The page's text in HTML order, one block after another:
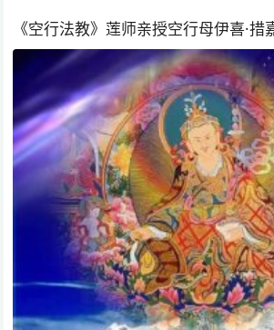
《空行法教》莲师亲授空行母伊喜·措